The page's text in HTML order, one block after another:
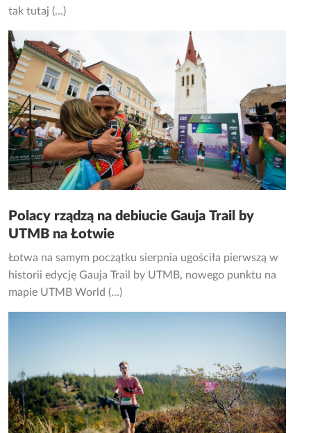
tak tutaj (...)
Polacy rządzą na debiucie Gauja Trail by
UTMB na Łotwie
Łotwa na samym początku sierpnia ugościła pierwszą w
historii edycję Gauja Trail by UTMB, nowego punktu na
mapie UTMB World (...)